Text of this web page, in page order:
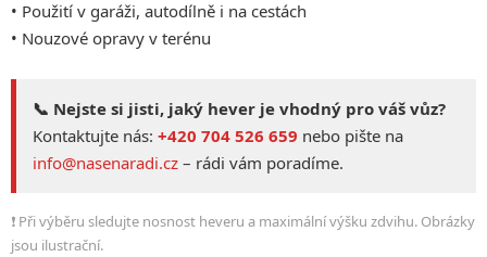
• Použití v garáži, autodílně i na cestách
• Nouzové opravy v terénu
📞 Nejste si jisti, jaký hever je vhodný pro váš vůz?
Kontaktujte nás: +420 704 526 659 nebo pište na
info@nasenaradi.cz – rádi vám poradíme.
❗ Při výběru sledujte nosnost heveru a maximální výšku zdvihu. Obrázky
jsou ilustrační.